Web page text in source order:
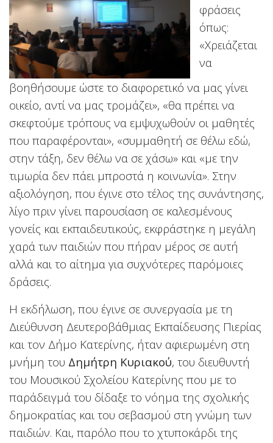
φράσεις
όπως:
«Χρειάζεται
να
βοηθήσουμε ώστε το διαφορετικό να μας γίνει
οικείο, αντί να μας τρομάζει», «θα πρέπει να
σκεφτούμε τρόπους να εμψυχωθούν οι μαθητές
που παραφέρονται», «συμμαθητή σε θέλω εδώ,
στην τάξη, δεν θέλω να σε χάσω» και «με την
τιμωρία δεν πάει μπροστά η κοινωνία». Στην
αξιολόγηση, που έγινε στο τέλος της συνάντησης,
λίγο πριν γίνει παρουσίαση σε καλεσμένους
γονείς και εκπαιδευτικούς, εκφράστηκε η μεγάλη
χαρά των παιδιών που πήραν μέρος σε αυτή
αλλά και το αίτημα για συχνότερες παρόμοιες
δράσεις.
Η εκδήλωση, που έγινε σε συνεργασία με τη
Διεύθυνση Δευτεροβάθμιας Εκπαίδευσης Πιερίας
και τον Δήμο Κατερίνης, ήταν αφιερωμένη στη
μνήμη του Δημήτρη Κυριακού, του διευθυντή
του Μουσικού Σχολείου Κατερίνης που με το
παράδειγμά του δίδαξε το νόημα της σχολικής
δημοκρατίας και του σεβασμού στη γνώμη των
παιδιών. Και, παρόλο που το χτυποκάρδι της